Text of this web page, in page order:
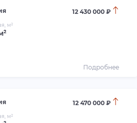
12 430 000 ₽
м²
Подробнее
12 470 000 ₽
м²